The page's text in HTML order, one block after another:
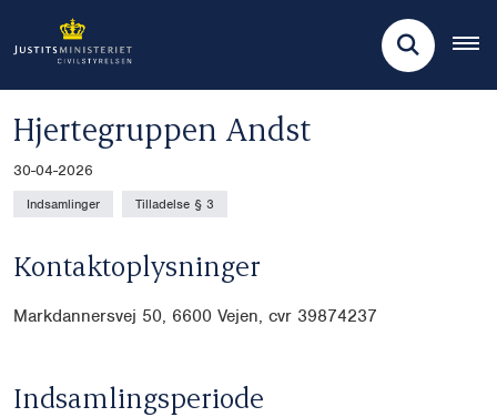
Hjertegruppen Andst
30-04-2026
Indsamlinger Tilladelse § 3
Kontaktoplysninger
Markdannersvej 50, 6600 Vejen, cvr 39874237
Indsamlingsperiode